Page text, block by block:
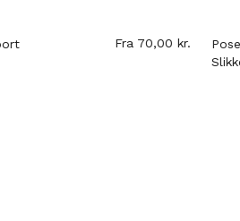
Pose med Karamel